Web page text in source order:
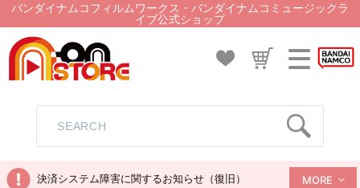
バンダイナムコフィルムワークス・バンダイナムコミュージックラ
イブ公式ショップ
決済システム障害に関するお知らせ（復旧） MORE